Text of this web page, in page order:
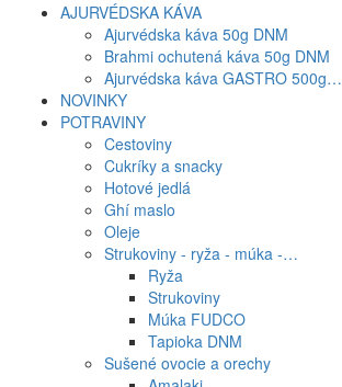
AJURVÉDSKA KÁVA
Ajurvédska káva 50g DNM
Brahmi ochutená káva 50g DNM
Ajurvédska káva GASTRO 500g…
NOVINKY
POTRAVINY
Cestoviny
Cukríky a snacky
Hotové jedlá
Ghí maslo
Oleje
Strukoviny - ryža - múka -…
Ryža
Strukoviny
Múka FUDCO
Tapioka DNM
Sušené ovocie a orechy